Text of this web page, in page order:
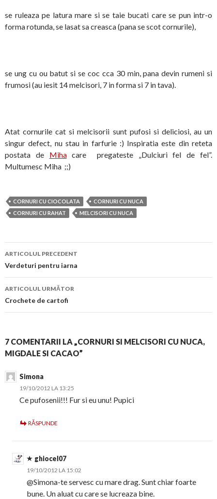
se ruleaza pe latura mare si se taie bucati care se pun intr-o
forma rotunda, se lasat sa creasca (pana se scot cornurile),
se ung cu ou batut si se coc cca 30 min, pana devin rumeni si
frumosi (au iesit 14 melcisori, 7 in forma si 7 in tava).
Atat cornurile cat si melcisorii sunt pufosi si deliciosi, au un
singur defect, nu stau in farfurie :) Inspiratia este din reteta
postata de Mihacare pregateste „Dulciuri fel de fel”.
Multumesc Miha ;;)
CORNURI CU CIOCOLATA
CORNURI CU NUCA
CORNURI CU RAHAT
MELCISORI CU NUCA
Navigare
în
articol
ARTICOLUL PRECEDENT
Verdeturi pentru iarna
ARTICOLUL URMĂTOR
Crochete de cartofi
7 COMENTARII LA „CORNURI SI MELCISORI CU NUCA,
MIGDALE SI CACAO”
Simona
19/10/2012 LA 13:25
Ce pufosenii!!! Fur si eu unu! Pupici
RĂSPUNDE
ghiocel07
19/10/2012 LA 15:02
@Simona-te servesc cu mare drag. Sunt chiar foarte
bune. Un aluat cu care se lucreaza bine.